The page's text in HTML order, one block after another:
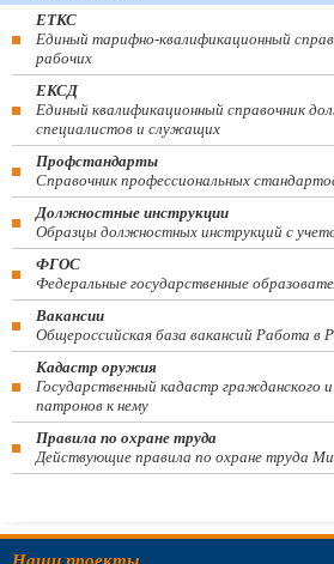
ЕТКС
Единый тарифно-квалификационный
рабочих
ЕКСД
Единый квалификационный справочник
специалистов и служащих
Профстандарты
Справочник профессиональных
Должностные инструкции
Образцы должностных инструкций с
ФГОС
Федеральные государственные
Вакансии
Общероссийская база вакансий Работа в
Кадастр оружия
Государственный кадастр гражданского
патронов к нему
Правила по охране труда
Действующие правила по охране труда